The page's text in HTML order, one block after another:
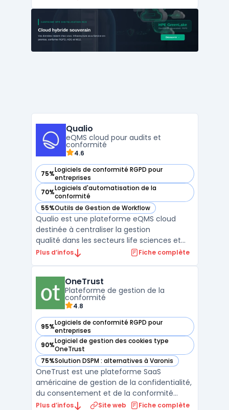
activités juridiques pour un meilleur suivi
des obligations légales et réglementaires.
Grâce à so ...
Qualio
eQMS cloud pour audits et
conformité
4.6
75%Logiciels de conformité RGPD pour
entreprises
— voir Qualio dans cette catégorie
70%Logiciels d'automatisation de la
conformité
— voir Qualio dans cette catégorie
55%Outils de Gestion de Workflow
— voir Qualio dans cette catégorie
Qualio est une plateforme eQMS cloud
destinée à centraliser la gestion
qualité dans les secteurs life sciences et
dispositifs médicaux. La solution propose
documentaire, le suivi des audits et la
traçabilité ...
Plus d’infos Fiche complète
OneTrust
Plateforme de gestion de la
conformité
4.8
95%Logiciels de conformité RGPD pour
entreprises
— voir OneTrust dans cette catégorie
90%Logiciel de gestion des cookies type
OneTrust
— voir OneTrust dans cette catégorie
75%Solution DSPM : alternatives à Varonis
— voir OneTrust dans cette catégorie
OneTrust est une plateforme SaaS
américaine de gestion de la confidentialité,
du consentement et de la conformité
réglementaire. Fondée en 2016 à Atlanta,
Plus d’infos Site web Fiche complète